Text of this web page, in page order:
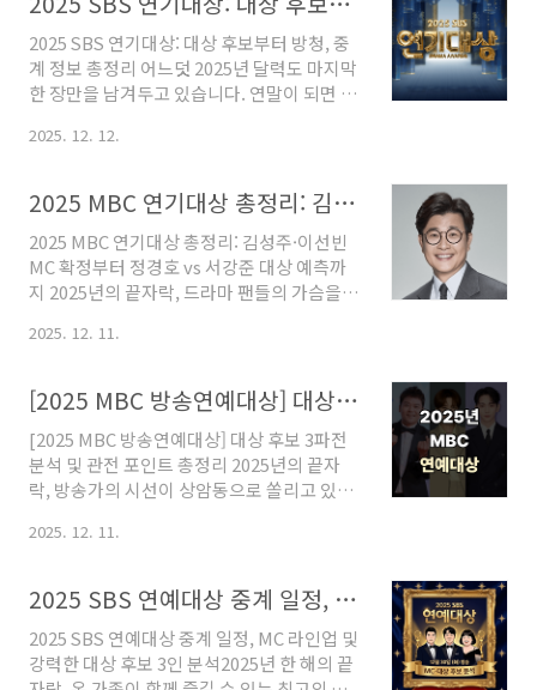
년 올해 동지는 조금 특별합니다. 바로 '애동
지'에 해당하기 때문인데요. 옛 어르신들의 말
씀에 따르면 애동지에는 팥죽을 끓여 먹으면
안 된다는 속설이 있습니다. 과연 그 이유는 무
할까요?오늘은 다가오는 2025년 동지의 정확
막고 행운을 부르는 음식까지 상세하게 알아
보겠습니다. 목차1. 2025년 동..
2025 SBS 연기대상: 대상 후보부터 방청, 중
계 정보 총정리 어느덧 2025년 달력도 마지막
한 장만을 남겨두고 있습니다. 연말이 되면 각
거움이자 연례행사인데요. 올해 SBS 드라마
느 때보다 '대상'의 향방을 예측하기 어려운
흥미진진한 상황입니다. 지금부터 3년 만에
제자리를 찾은 2025 SBS 연기대상의 주요 관
전 포인트와 라인업, 그리고 놓치면 안 될 중계
정보를 깔끔하게 정리해 드리겠습니다.📌 목
엽과 라이징 스타의 만남 (MC 라인업)3. 대상
추모: 故 이순재 배우를 기리며5. 방청 신청 및
중계..
2025. 12. 12.
2025 MBC 연기대상 총정리: 김성주·이선빈 MC 확정부터 정경호 vs 서강준 대상 예측까지
2025 MBC 연기대상 총정리: 김성주·이선빈
MC 확정부터 정경호 vs 서강준 대상 예측까
지 2025년의 끝자락, 드라마 팬들의 가슴을
해 MBC 드라마는 치열한 미디어 환경 속에서
한 발자취를 남겼습니다. 특히 이번 '2025
MBC 연기대상'은 베테랑 진행자와 대세 배우
의 만남으로 화제를 모은 MC 라인업부터, 우
열을 가리기 힘든 대상 후보들의 경쟁까지 그
어느 때보다 풍성한 이야깃거리가 기다리고
아야 할 핵심 포인트를 심층 분석해 드립니다.
의 만남: 김성주 X 이선빈 MC2. 대상 트로피
의 주인은? 정경호 vs 서..
2025. 12. 11.
[2025 MBC 방송연예대상] 대상 후보 3파전 분석 및 관전 포인트 총정리
[2025 MBC 방송연예대상] 대상 후보 3파전
분석 및 관전 포인트 총정리 2025년의 끝자
락, 방송가의 시선이 상암동으로 쏠리고 있습
불리며 트렌드를 선도해 온 MBC의 연말 시상
를 파악할 수 있는 중요한 지표가 됩니다. 이번
글에서는 12월 29일 펼쳐질 2025 MBC 방송
연예대상의 핵심 관전 포인트와 함께, 유례없
는 접전을 벌이고 있는 대상 후보들의 강점과
2025. 12. 11.
2025 SBS 연예대상 중계 일정, MC 라인업 및 강력한 대상 후보 3인 분석
2025 SBS 연예대상 중계 일정, MC 라인업 및
강력한 대상 후보 3인 분석2025년 한 해의 끝